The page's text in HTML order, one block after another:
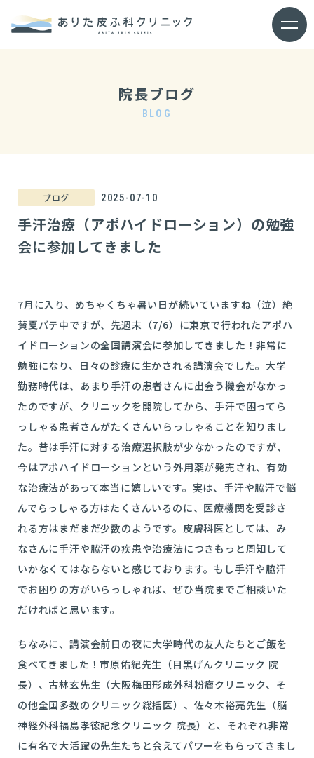
メ
ニ
院長ブログ
BLOG
ブログ 2025-07-10
手汗治療（アポハイドローション）の勉強
会に参加してきました
7月に入り、めちゃくちゃ暑い日が続いていますね（泣）絶
賛夏バテ中ですが、先週末（7/6）に東京で行われたアポハ
イドローションの全国講演会に参加してきました！非常に
勉強になり、日々の診療に生かされる講演会でした。大学
勤務時代は、あまり手汗の患者さんに出会う機会がなかっ
たのですが、クリニックを開院してから、手汗で困ってら
っしゃる患者さんがたくさんいらっしゃることを知りまし
た。昔は手汗に対する治療選択肢が少なかったのですが、
今はアポハイドローションという外用薬が発売され、有効
な治療法があって本当に嬉しいです。実は、手汗や脇汗で悩
んでらっしゃる方はたくさんいるのに、医療機関を受診さ
れる方はまだまだ少数のようです。皮膚科医としては、み
なさんに手汗や脇汗の疾患や治療法につきもっと周知して
いかなくてはならないと感じております。もし手汗や脇汗
でお困りの方がいらっしゃれば、ぜひ当院までご相談いた
だければと思います。
ちなみに、講演会前日の夜に大学時代の友人たちとご飯を
食べてきました！市原佑紀先生（目黒げんクリニック 院
長）、古林玄先生（大阪梅田形成外科粉瘤クリニック、そ
の他全国多数のクリニック総括医）、佐々木裕亮先生（脳
神経外科福島孝徳記念クリニック 院長）と、それぞれ非常
に有名で大活躍の先生たちと会えてパワーをもらってきまし